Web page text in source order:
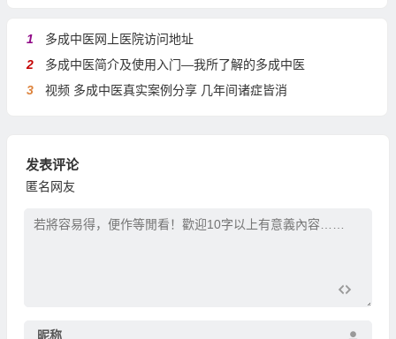
1
多成中医网上医院访问地址
2
多成中医简介及使用入门—我所了解的多成中医
3
视频 多成中医真实案例分享 几年间诸症皆消
发表评论
匿名网友
昵称